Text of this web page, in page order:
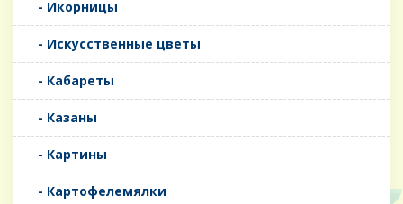
- Икорницы
- Искусственные цветы
- Кабареты
- Казаны
- Картины
- Картофелемялки